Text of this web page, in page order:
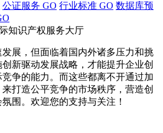
公证服务 GO 行业标准 GO 数据库预
展，但面临着国内外诸多压力和挑
新驱动发展战略，才能提升企业创
争的能力。而这些都离不开通过加
打造公平竞争的市场秩序，营造创
围。欢迎您的支持与关注！